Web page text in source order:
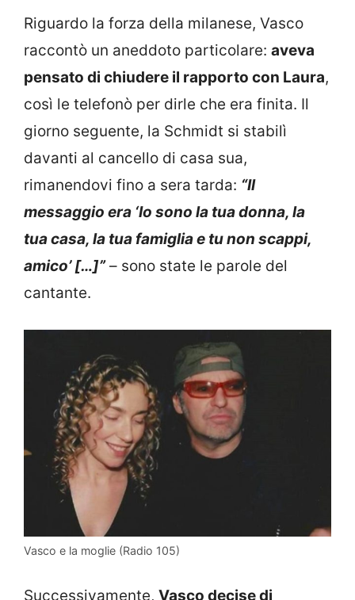
Riguardo la forza della milanese, Vasco
raccontò un aneddoto particolare: aveva
pensato di chiudere il rapporto con Laura,
così le telefonò per dirle che era finita. Il
giorno seguente, la Schmidt si stabilì
davanti al cancello di casa sua,
rimanendovi fino a sera tarda: “Il
messaggio era ‘Io sono la tua donna, la
tua casa, la tua famiglia e tu non scappi,
amico’ […]”– sono state le parole del
cantante.
Vasco e la moglie (Radio 105)
Successivamente, Vasco decise di